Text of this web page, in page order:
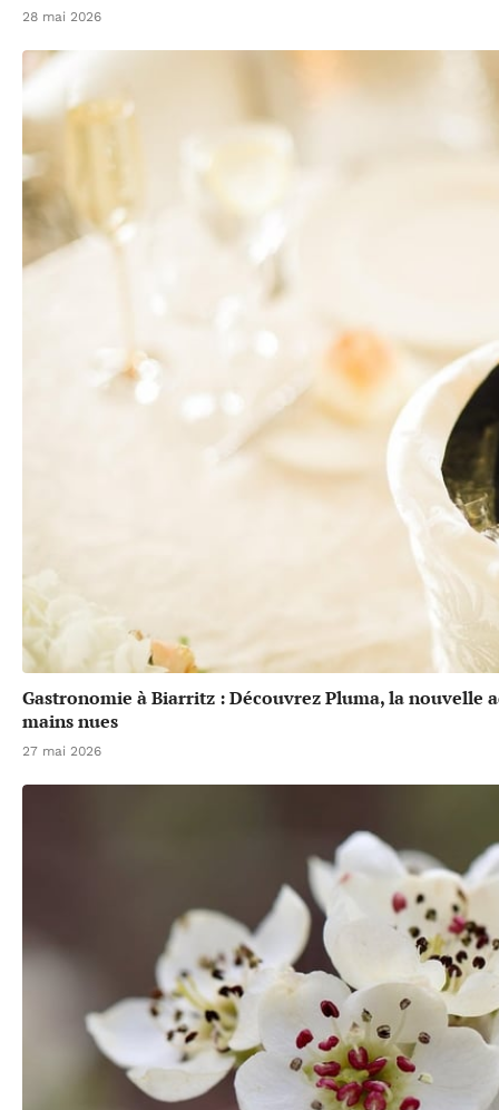
28 mai 2026
Gastronomie à Biarritz : Découvrez Pluma, la nouvelle
mains nues
27 mai 2026